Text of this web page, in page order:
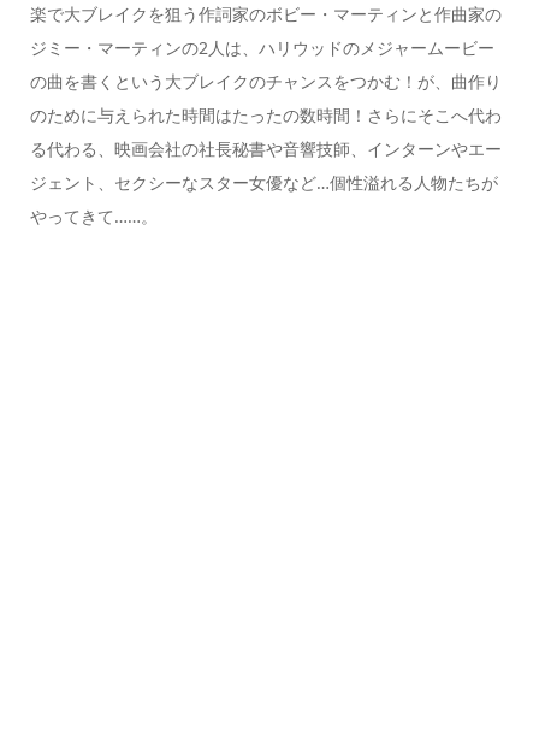
楽で大ブレイクを狙う作詞家のボビー・マーティンと作曲家の
ジミー・マーティンの2人は、ハリウッドのメジャームービー
の曲を書くという大ブレイクのチャンスをつかむ！が、曲作り
のために与えられた時間はたったの数時間！さらにそこへ代わ
る代わる、映画会社の社長秘書や音響技師、インターンやエー
ジェント、セクシーなスター女優など…個性溢れる人物たちが
やってきて……。